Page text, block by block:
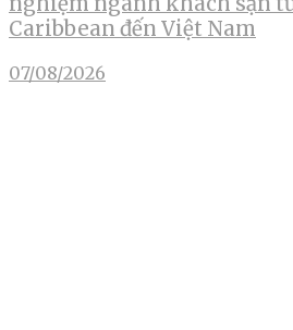
Caribbean đến Việt Nam
07/08/2026